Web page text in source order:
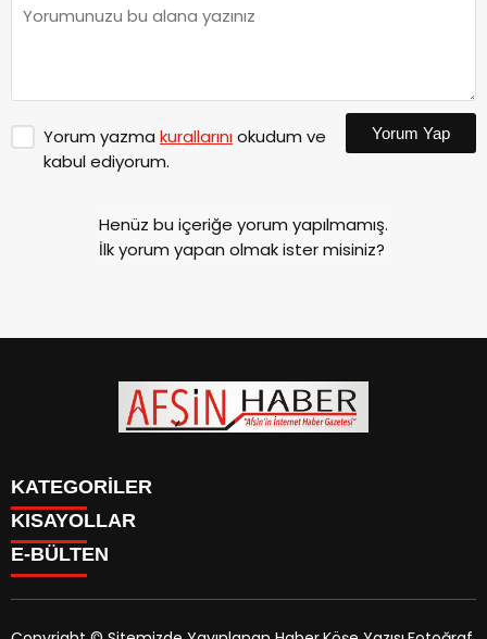
Yorum yazma kurallarınıokudum ve
kabul ediyorum.
Yorum Yap
Henüz bu içeriğe yorum yapılmamış.
İlk yorum yapan olmak ister misiniz?
KATEGORİLER
SİYASET
EĞİTİM
MAGAZİN
KISAYOLLAR
SİYASET
EĞİTİM
E-BÜLTEN